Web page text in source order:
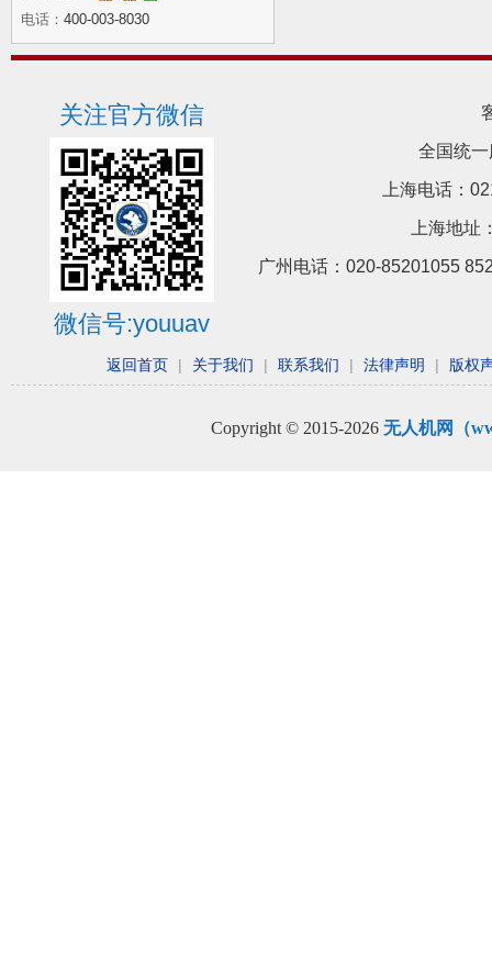
电话： 400-003-8030
全国统
上海电话：
上海地
广州电话：020-85201055
关注官方微信
微信号:youuav
返回首页 | 关于我们 | 联系我们 | 法律声明 | 版权
Copyright © 2015-2026 无人机网（